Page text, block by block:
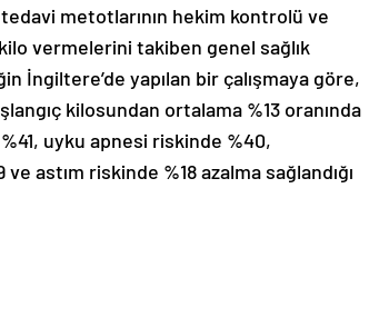
metotlarının hekim kontrolü ve
vermelerini takiben genel sağlık
İngiltere’de yapılan bir çalışmaya göre,
kilosundan ortalama %13 oranında
uyku apnesi riskinde %40,
astım riskinde %18 azalma sağlandığı